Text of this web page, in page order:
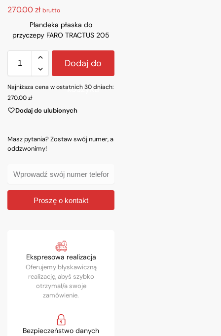
270.00zł brutto
Plandeka płaska do
przyczepy FARO TRACTUS 205
Dodaj do
koszyka
Najniższa cena w ostatnich 30 dniach:
270.00zł
Dodaj do ulubionych
Masz pytania? Zostaw swój numer, a
oddzwonimy!
Proszę o kontakt
Ekspresowa realizacja
Oferujemy błyskawiczną
realizację, abyś szybko
otrzymał/a swoje
zamówienie.
Bezpieczeństwo danych